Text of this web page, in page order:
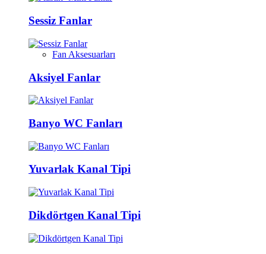
Sessiz Fanlar
Fan Aksesuarları
Aksiyel Fanlar
Banyo WC Fanları
Yuvarlak Kanal Tipi
Dikdörtgen Kanal Tipi